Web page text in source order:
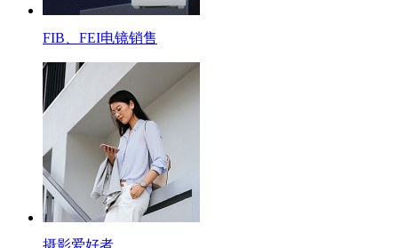
FIB、FEI电镜销售
摄影爱好者